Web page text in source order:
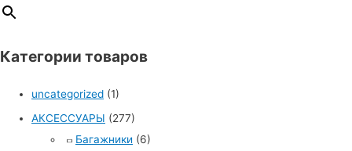
Категории товаров
uncategorized (1)
АКСЕССУАРЫ (277)
Багажники (6)